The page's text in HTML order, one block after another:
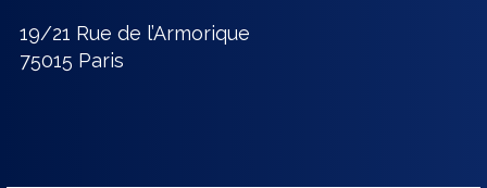
19/21 Rue de l’Armorique
75015 Paris